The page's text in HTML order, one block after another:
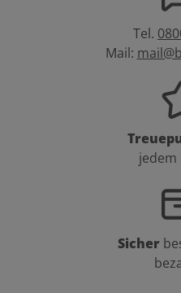
Tel.
Mail:
jedem
Sicher